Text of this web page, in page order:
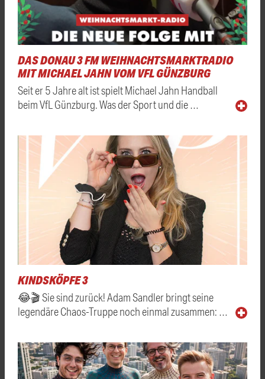
DAS DONAU 3 FM WEIHNACHTSMARKTRADIO
MIT MICHAEL JAHN VOM VFL GÜNZBURG
Seit er 5 Jahre alt ist spielt Michael Jahn Handball
beim VfL Günzburg. Was der Sport und die …
KINDSKÖPFE 3
😂🎬 Sie sind zurück! Adam Sandler bringt seine
legendäre Chaos-Truppe noch einmal zusammen: …